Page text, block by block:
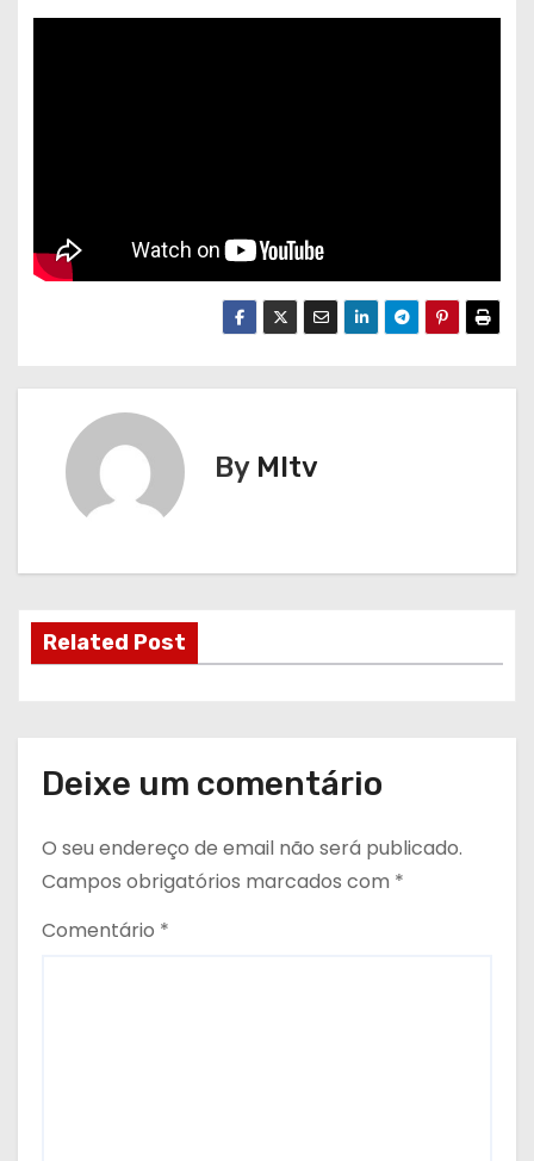
By MItv
Related Post
Deixe um comentário
O seu endereço de email não será publicado.
Campos obrigatórios marcados com *
Comentário *